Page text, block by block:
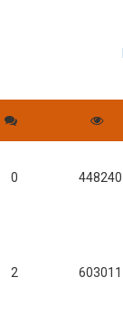
0 448240
2 603011